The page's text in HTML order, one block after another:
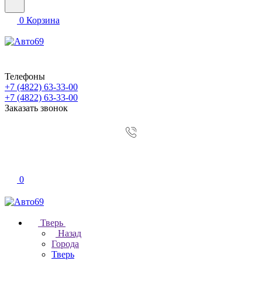
0 Корзина
Телефоны
+7 (4822) 63-33-00
+7 (4822) 63-33-00
Заказать звонок
0
Тверь
Назад
Города
Тверь